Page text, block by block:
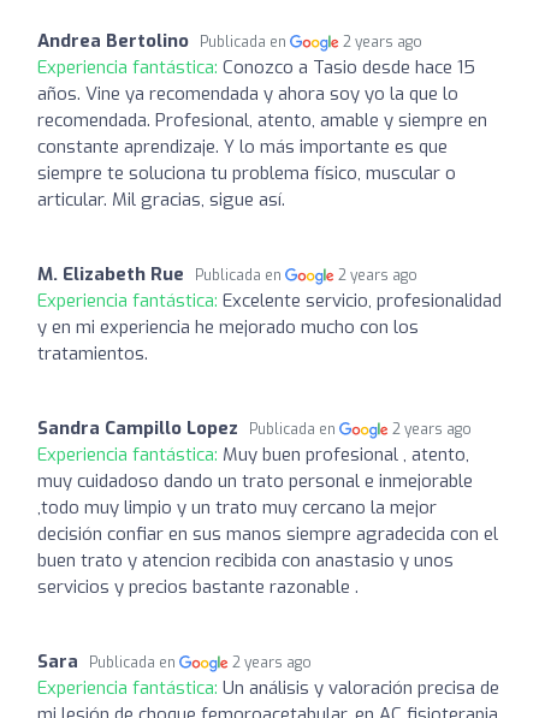
Andrea Bertolino Publicada en 2 years ago
Experiencia fantástica: Conozco a Tasio desde hace 15
años. Vine ya recomendada y ahora soy yo la que lo
recomendada. Profesional, atento, amable y siempre en
constante aprendizaje. Y lo más importante es que
siempre te soluciona tu problema físico, muscular o
articular. Mil gracias, sigue así.
M. Elizabeth Rue Publicada en 2 years ago
Experiencia fantástica: Excelente servicio, profesionalidad
y en mi experiencia he mejorado mucho con los
tratamientos.
Sandra Campillo Lopez Publicada en 2 years ago
Experiencia fantástica: Muy buen profesional , atento,
muy cuidadoso dando un trato personal e inmejorable
,todo muy limpio y un trato muy cercano la mejor
decisión confiar en sus manos siempre agradecida con el
buen trato y atencion recibida con anastasio y unos
servicios y precios bastante razonable .
Sara Publicada en 2 years ago
Experiencia fantástica: Un análisis y valoración precisa de